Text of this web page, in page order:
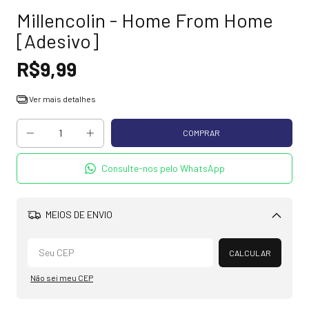
Millencolin - Home From Home
[Adesivo]
R$9,99
Ver mais detalhes
Consulte-nos pelo WhatsApp
MEIOS DE ENVIO
Alterar CEP
CALCULAR
Não sei meu CEP